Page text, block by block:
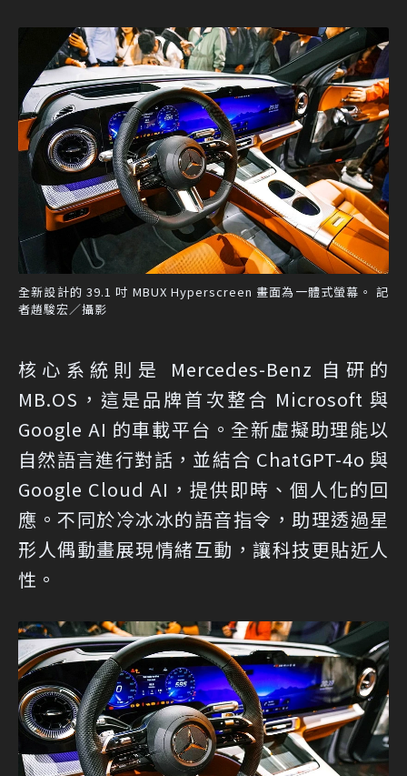
全新設計的 39.1 吋 MBUX Hyperscreen 畫面為一體式螢幕。 記
者趙駿宏／攝影
核心系統則是 Mercedes-Benz 自研的
MB.OS，這是品牌首次整合 Microsoft 與
Google AI 的車載平台。全新虛擬助理能以
自然語言進行對話，並結合 ChatGPT-4o 與
Google Cloud AI，提供即時、個人化的回
應。不同於冷冰冰的語音指令，助理透過星
形人偶動畫展現情緒互動，讓科技更貼近人
性。